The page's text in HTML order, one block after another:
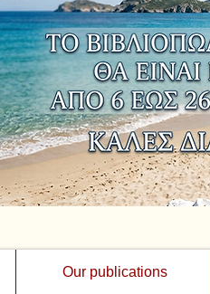
Our publications